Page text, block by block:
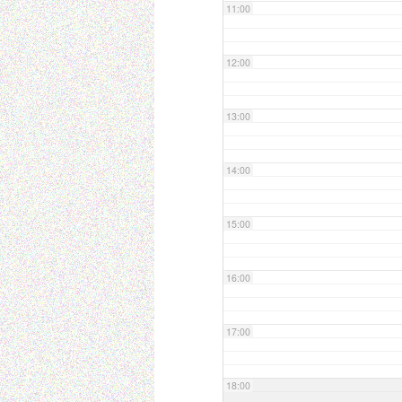
11:00
12:00
13:00
14:00
15:00
16:00
17:00
18:00